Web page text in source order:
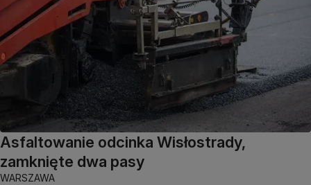
Asfaltowanie odcinka Wisłostrady,
zamknięte dwa pasy
WARSZAWA